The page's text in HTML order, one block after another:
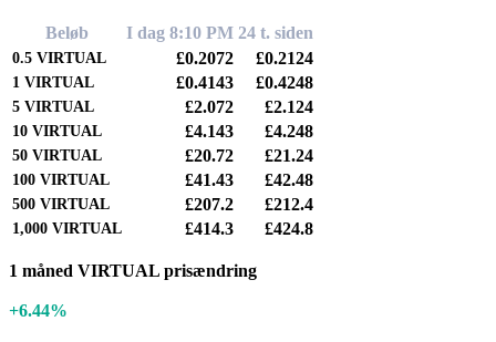
Beløb I dag 8:10 PM 24 t. siden
0.5 VIRTUAL £0.2072 £0.2124
1 VIRTUAL £0.4143 £0.4248
5 VIRTUAL £2.072 £2.124
10 VIRTUAL £4.143 £4.248
50 VIRTUAL £20.72 £21.24
100 VIRTUAL £41.43 £42.48
500 VIRTUAL £207.2 £212.4
1,000 VIRTUAL £414.3 £424.8
1 måned VIRTUAL prisændring
+6.44%